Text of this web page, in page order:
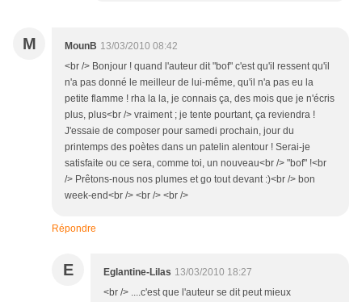
M MounB 13/03/2010 08:42
<br /> Bonjour ! quand l'auteur dit "bof" c'est qu'il ressent qu'il
n'a pas donné le meilleur de lui-même, qu'il n'a pas eu la
petite flamme ! rha la la, je connais ça, des mois que je n'écris
plus, plus<br /> vraiment ; je tente pourtant, ça reviendra !
J'essaie de composer pour samedi prochain, jour du
printemps des poètes dans un patelin alentour ! Serai-je
satisfaite ou ce sera, comme toi, un nouveau<br /> "bof" !<br
/> Prêtons-nous nos plumes et go tout devant :)<br /> bon
week-end<br /> <br /> <br />
Répondre
E Eglantine-Lilas 13/03/2010 18:27
<br /> ....c'est que l'auteur se dit peut mieux